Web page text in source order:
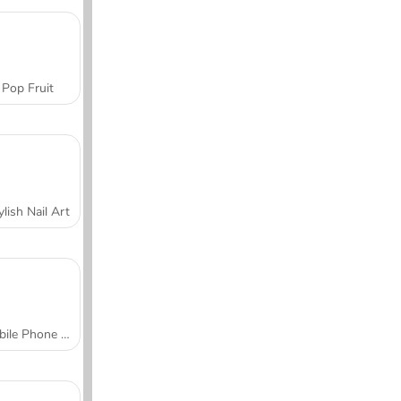
Pop Fruit
Nail Art
Mobile Phone Case Design & DIY